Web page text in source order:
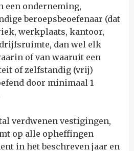
een onderneming,
beroepsbeoefenaar (dat
werkplaats, kantoor,
dan wel elk
of van waaruit een
of zelfstandig (vrij)
door minimaal 1
verdwenen vestigingen,
op alle opheffingen
in het beschreven jaar en